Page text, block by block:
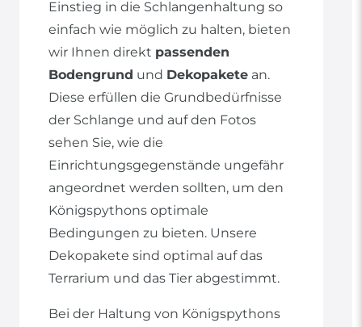
Einstieg in die Schlangenhaltung so
einfach wie möglich zu halten, bieten
wir Ihnen direkt passenden
Bodengrund und Dekopakete an.
Diese erfüllen die Grundbedürfnisse
der Schlange und auf den Fotos
sehen Sie, wie die
Einrichtungsgegenstände ungefähr
angeordnet werden sollten, um den
Königspythons optimale
Bedingungen zu bieten. Unsere
Dekopakete sind optimal auf das
Terrarium und das Tier abgestimmt.
Bei der Haltung von Königspythons